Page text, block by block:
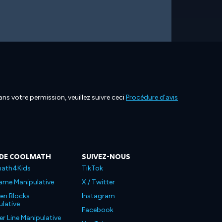
votre permission, veuillez suivre ceciProcédure d'avis
COOLMATH
Manipulative
Blocks
Line Manipulative
SUIVEZ-NOUS
TikTok
X / Twitter
Instagram
Facebook